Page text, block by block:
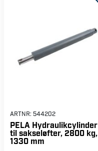
ARTNR: 544202
PELA Hydraulikcylinder
til sakseløfter, 2800 kg,
1330 mm